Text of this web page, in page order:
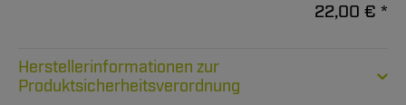
22,00 € *
Herstellerinformationen zur
Produktsicherheitsverordnung